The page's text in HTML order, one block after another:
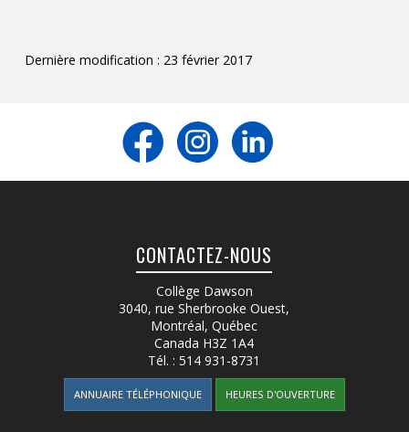
Dernière modification : 23 février 2017
CONTACTEZ-NOUS
Collège Dawson
3040, rue Sherbrooke Ouest,
Montréal, Québec
Canada H3Z 1A4
Tél. :514 931-8731
ANNUAIRE TÉLÉPHONIQUE HEURES D'OUVERTURE